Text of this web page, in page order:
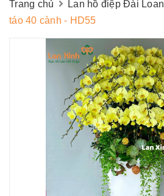
Trang chủ Lan hồ điệp Đài Loan
táo 40 cành - HD55